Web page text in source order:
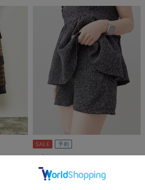
ドミ
！
archives
【ＳＥＴ ＵＰ対応】ツイードシ
ョートパンツ